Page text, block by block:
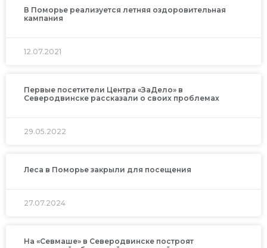
В Поморье реализуется летняя оздоровительная
кампания
12.07.2021
Первые посетители Центра «ЗаДело» в
Северодвинске рассказали о своих проблемах
29.05.2022
Леса в Поморье закрыли для посещения
27.07.2024
На «Севмаше» в Северодвинске построят